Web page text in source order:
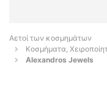
Αετοί των κοσμημάτων
Κοσμήματα,
Alexandros Jewels